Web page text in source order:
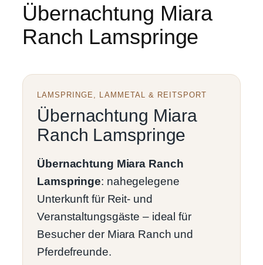
Übernachtung Miara
Ranch Lamspringe
LAMSPRINGE, LAMMETAL & REITSPORT
Übernachtung Miara
Ranch Lamspringe
Übernachtung Miara Ranch
Lamspringe: nahegelegene
Unterkunft für Reit- und
Veranstaltungsgäste – ideal für
Besucher der Miara Ranch und
Pferdefreunde.